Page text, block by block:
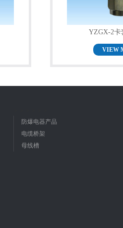
YZGX-2卡
VIEW
防爆电器产品
电缆桥架
母线槽